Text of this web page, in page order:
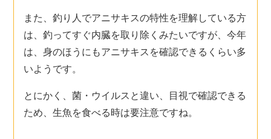
また、釣り人でアニサキスの特性を理解している方
は、釣ってすぐ内臓を取り除くみたいですが、今年
は、身のほうにもアニサキスを確認できるくらい多
いようです。
とにかく、菌・ウイルスと違い、目視で確認できる
ため、生魚を食べる時は要注意ですね。